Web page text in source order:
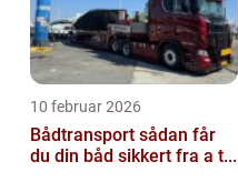
10 februar 2026
Bådtransport sådan får
du din båd sikkert fra a t...